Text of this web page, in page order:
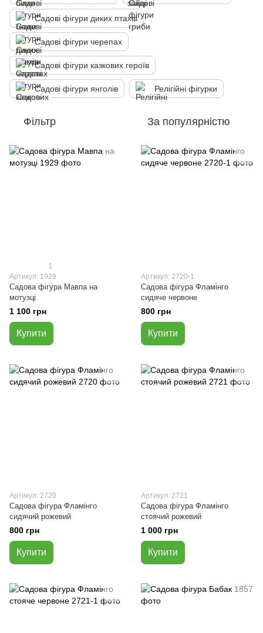
Садові фігури диких птахів
Садові фігури черепах
Садові фігури казкових героїв
Садові фігури янголів Релігійні фігурки
Фільтр За популярністю
1
Артикул: 1929
Садова фігура Мавпа на
мотузці
1 100 грн
Купити
Артикул: 2720-1
Садова фігура Фламінго
сидяче червоне
800 грн
Купити
Артикул: 2720
Садова фігура Фламінго
сидячий рожевий
800 грн
Купити
Артикул: 2721
Садова фігура Фламінго
стоячий рожевий
1 000 грн
Купити